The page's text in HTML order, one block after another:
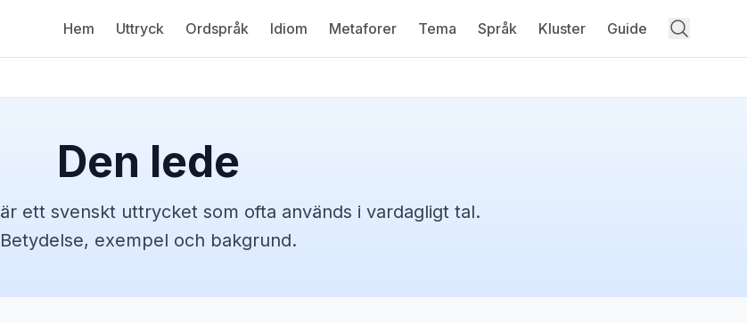
Hem Uttryck Ordspråk Idiom Metaforer Tema Språk Kluster Guide
Den lede
är ett svenskt uttrycket som ofta används i vardagligt tal.
Betydelse, exempel och bakgrund.